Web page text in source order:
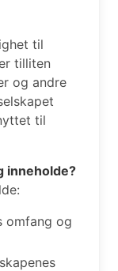
til
tilliten
og andre
til
inneholde?
omfang og